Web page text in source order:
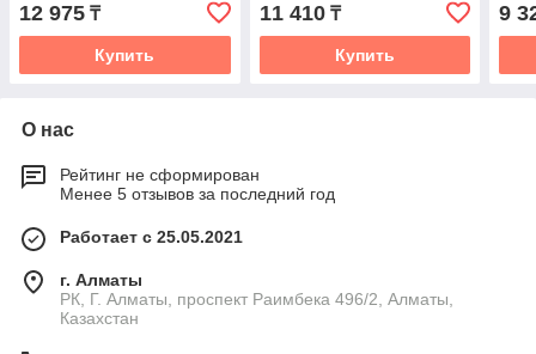
12 975 ₸
Купить
11 410₸
Купить
9
О нас
Рейтинг не сформирован
Менее 5 отзывов за последний год
Работает с 25.05.2021
г. Алматы
РК, Г. Алматы, проспект Раимбека 496/2, Алматы,
Казахстан